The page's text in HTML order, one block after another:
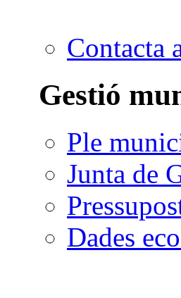
Contacta
Gestió
Ple
Junta de
Dades